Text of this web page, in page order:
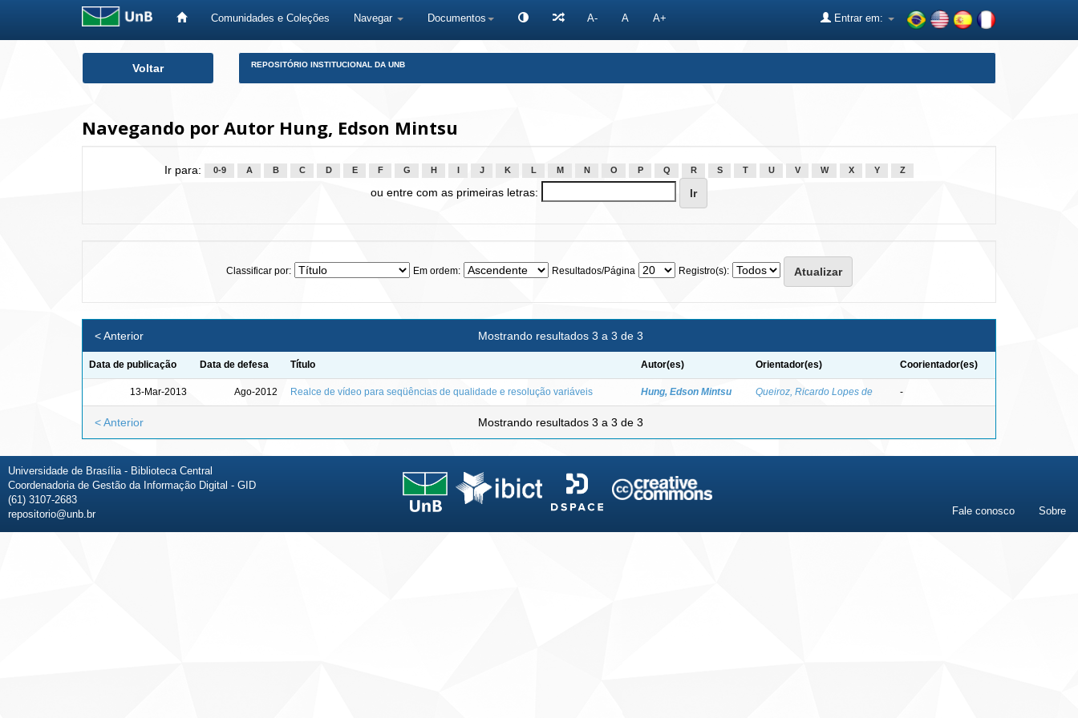
Comunidades e Coleções Navegar Documentos A- A A+ Entrar em:
Voltar REPOSITÓRIO INSTITUCIONAL DA UNB
Navegando por Autor Hung, Edson Mintsu
Ir para: 0-9 A B C D E F G H J K L M N O P Q R S T U V W X Y Z
ou entre com as primeiras letras:
Classificar por: Em ordem: Resultados/Página Registro(s):
Mostrando resultados 3 a 3 de 3
< Anterior
Data de publicação Data de defesa Título Autor(es) Orientador(es) Coorientador(es)
13-Mar-2013 Ago-2012 Realce de vídeo para seqüências de qualidade e resolução variáveis Hung, Edson Mintsu Queiroz, Ricardo Lopes de -
Mostrando resultados 3 a 3 de 3
< Anterior
Universidade de Brasília - Biblioteca Central
Coordenadoria de Gestão da Informação Digital - GID
(61) 3107-2683
repositorio@unb.br
Fale conosco Sobre